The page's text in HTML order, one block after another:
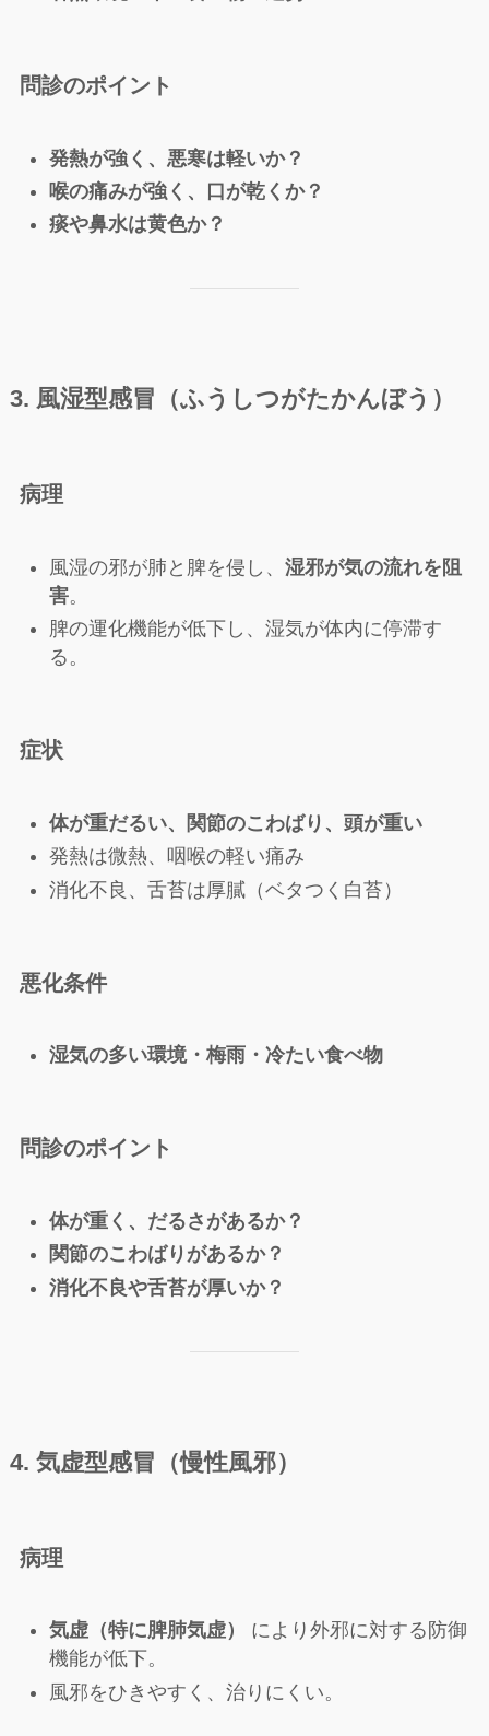
問診のポイント
発熱が強く、悪寒は軽いか？
喉の痛みが強く、口が乾くか？
痰や鼻水は黄色か？
3. 風湿型感冒（ふうしつがたかんぼう）
病理
風湿の邪が肺と脾を侵し、 湿邪が気の流れを阻
害。
脾の運化機能が低下し、湿気が体内に停滞す
る。
症状
体が重だるい、関節のこわばり、頭が重い
発熱は微熱、咽喉の軽い痛み
消化不良、舌苔は厚膩（ベタつく白苔）
悪化条件
湿気の多い環境・梅雨・冷たい食べ物
問診のポイント
体が重く、だるさがあるか？
関節のこわばりがあるか？
消化不良や舌苔が厚いか？
4. 気虚型感冒（慢性風邪）
病理
気虚（特に脾肺気虚）
により外邪に対する防御
機能が低下。
風邪をひきやすく、治りにくい。